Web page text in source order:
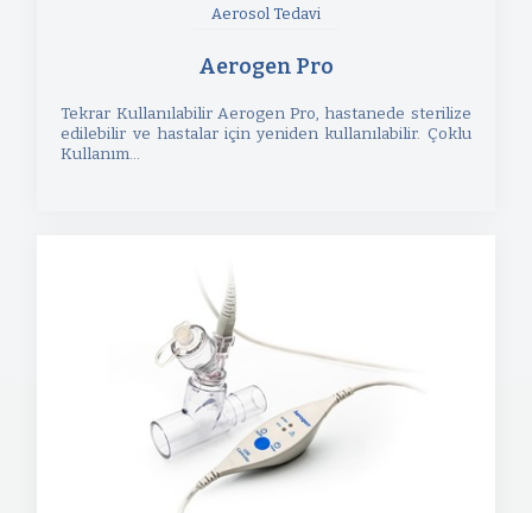
Aerosol Tedavi
Aerogen Pro
Tekrar Kullanılabilir Aerogen Pro, hastanede sterilize
edilebilir ve hastalar için yeniden kullanılabilir. Çoklu
Kullanım...